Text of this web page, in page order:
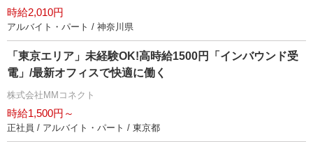
時給2,010円
アルバイト・パート / 神奈川県
「東京エリア」未経験OK!高時給1500円「インバウンド受
電」/最新オフィスで快適に働く
株式会社MMコネクト
時給1,500円～
正社員 / アルバイト・パート / 東京都